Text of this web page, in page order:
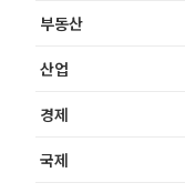
부동산
산업
경제
국제